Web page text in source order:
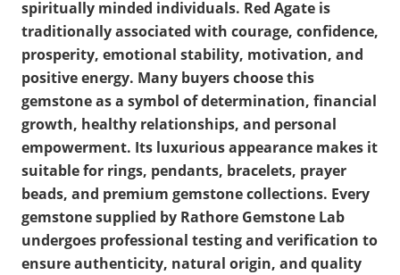
spiritually minded individuals. Red Agate is
traditionally associated with courage, confidence,
prosperity, emotional stability, motivation, and
positive energy. Many buyers choose this
gemstone as a symbol of determination, financial
growth, healthy relationships, and personal
empowerment. Its luxurious appearance makes it
suitable for rings, pendants, bracelets, prayer
beads, and premium gemstone collections. Every
gemstone supplied by Rathore Gemstone Lab
undergoes professional testing and verification to
ensure authenticity, natural origin, and quality